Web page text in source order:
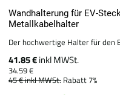
Wandhalterung für EV-
Metallkabelhalter
Der hochwertige Halter für den
41.85 €inkl MWSt.
34.59 €
45 €inkl MWSt. Rabatt 7%